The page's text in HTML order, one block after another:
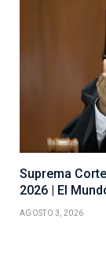
Suprema
2026 | El
AGOSTO 3, 2026